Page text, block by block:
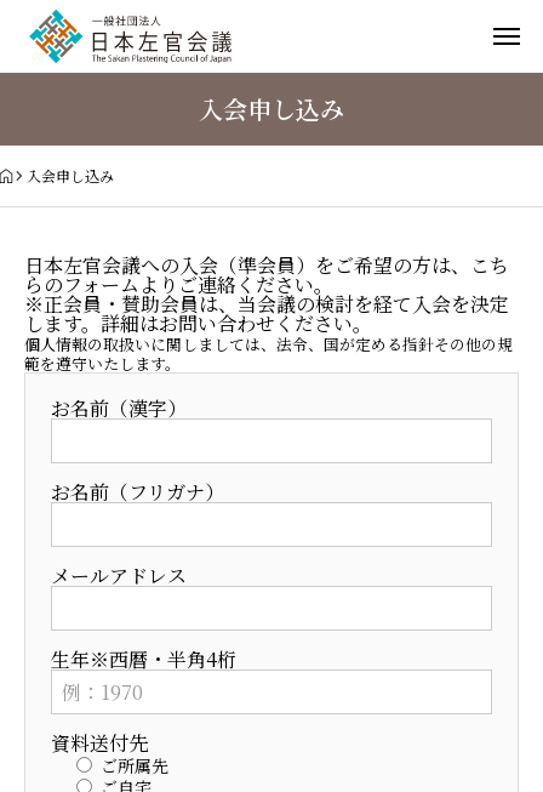
入会申し込み
入会申し込み
日本左官会議への入会（準会員）をご希望の方は、こち
らのフォームよりご連絡ください。
※正会員・賛助会員は、当会議の検討を経て入会を決定
します。詳細はお問い合わせください。
個人情報の取扱いに関しましては、法令、国が定める指針その他の規
範を遵守いたします。
お名前（漢字）
お名前（フリガナ）
メールアドレス
生年※西暦・半角4桁
資料送付先
ご所属先
ご自宅